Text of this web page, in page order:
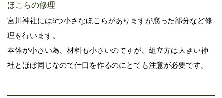
ほこらの修理
宮川神社には5つ小さなほこらがありますが腐った部分など修
理を行います。
本体が小さい為、材料も小さいのですが、組立方は大きい神
社とほぼ同じなので仕口を作るのにとても注意が必要です。